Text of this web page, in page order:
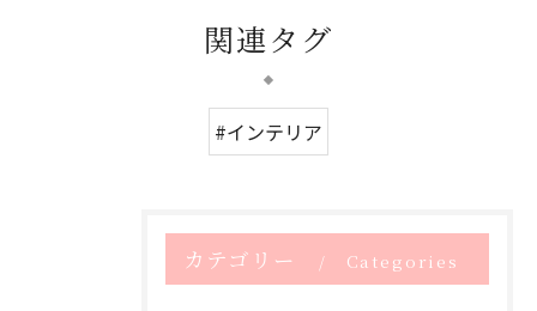
関連タグ
#インテリア
カテゴリー Categories